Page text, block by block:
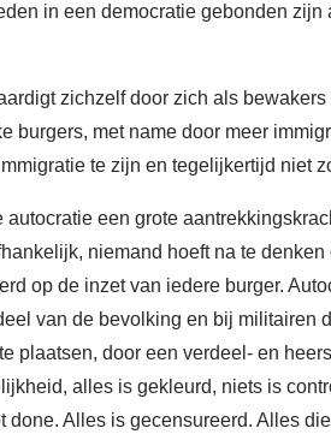
in een democratie gebonden
zichzelf door zich als
burgers, met name door meer
te zijn en tegelijkertijd niet
autocratie een grote
niemand hoeft na te
op de inzet van iedere burger.
van de bevolking en bij militairen
plaatsen, door een verdeel- en
alles is gekleurd, niets is
done. Alles is gecensureerd. Alles